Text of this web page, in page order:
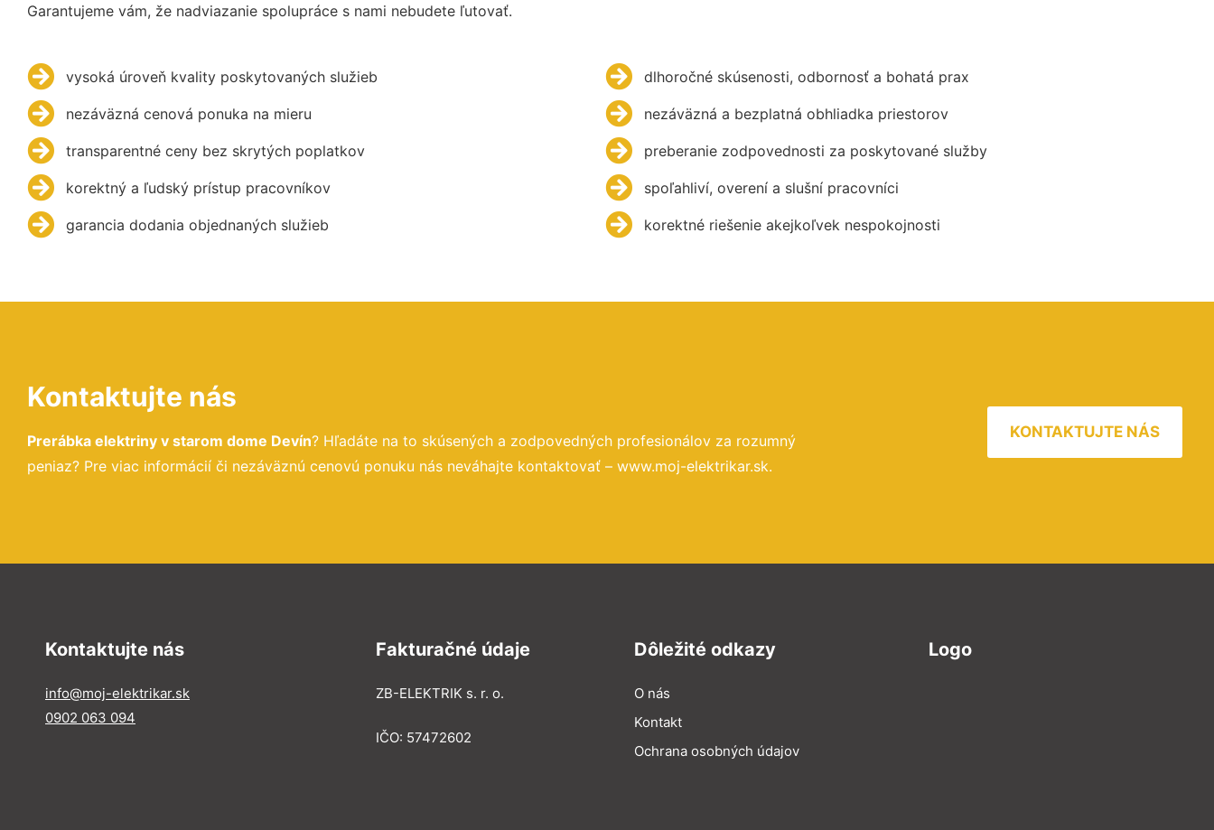
Garantujeme vám, že nadviazanie spolupráce s nami nebudete ľutovať.
vysoká úroveň kvality poskytovaných služieb
nezáväzná cenová ponuka na mieru
transparentné ceny bez skrytých poplatkov
korektný a ľudský prístup pracovníkov
garancia dodania objednaných služieb
dlhoročné skúsenosti, odbornosť a bohatá prax
nezáväzná a bezplatná obhliadka priestorov
preberanie zodpovednosti za poskytované služby
spoľahliví, overení a slušní pracovníci
korektné riešenie akejkoľvek nespokojnosti
Kontaktujte nás
Prerábka elektriny v starom dome Devín? Hľadáte na to skúsených a zodpovedných profesionálov za rozumný
peniaz? Pre viac informácií či nezáväznú cenovú ponuku nás neváhajte kontaktovať – www.moj-elektrikar.sk.
KONTAKTUJTE NÁS
Kontaktujte nás
info@moj-elektrikar.sk
0902 063 094
Fakturačné údaje
ZB-ELEKTRIK s. r. o.
IČO: 57472602
Dôležité odkazy
O nás
Kontakt
Ochrana osobných údajov
Logo